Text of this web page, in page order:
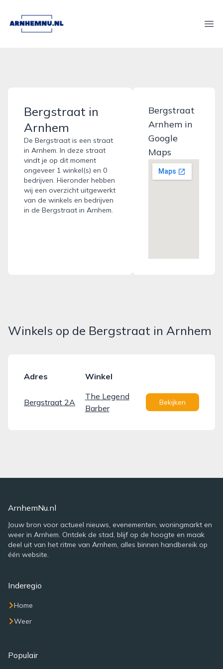
arnhemnu.nl
Bergstraat in
Arnhem
De Bergstraat is een straat
in Arnhem. In deze straat
vindt je op dit moment
ongeveer 1 winkel(s) en 0
bedrijven. Hieronder hebben
wij een overzicht uitgewerkt
van de winkels en bedrijven
in de Bergstraat in Arnhem.
Bergstraat
Arnhem in
Google
Maps
Winkels op de Bergstraat in Arnhem
Adres Winkel
Bergstraat 2A
The Legend
Barber
Bekijken
ArnhemNu.nl
Jouw bron voor actueel nieuws, evenementen, woningmarkt en
weer in Arnhem. Ontdek de stad, blijf op de hoogte en maak
deel uit van het ritme van Arnhem, alles binnen handbereik op
één website.
Inderegio
Home
Weer
Populair